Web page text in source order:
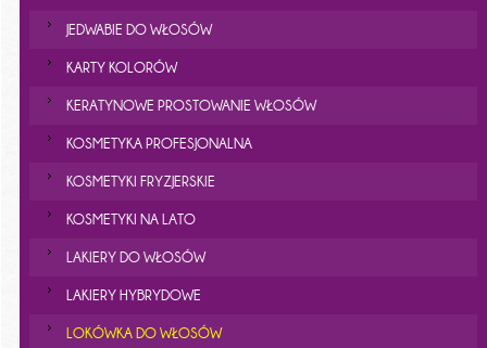
JEDWABIE DO WŁOSÓW
KARTY KOLORÓW
KERATYNOWE PROSTOWANIE WŁOSÓW
KOSMETYKA PROFESJONALNA
KOSMETYKI FRYZJERSKIE
KOSMETYKI NA LATO
LAKIERY DO WŁOSÓW
LAKIERY HYBRYDOWE
LOKÓWKA DO WŁOSÓW